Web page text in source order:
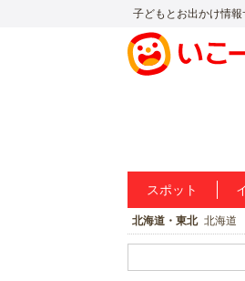
子どもとお出かけ情
スポット
北海道・東北 北海道